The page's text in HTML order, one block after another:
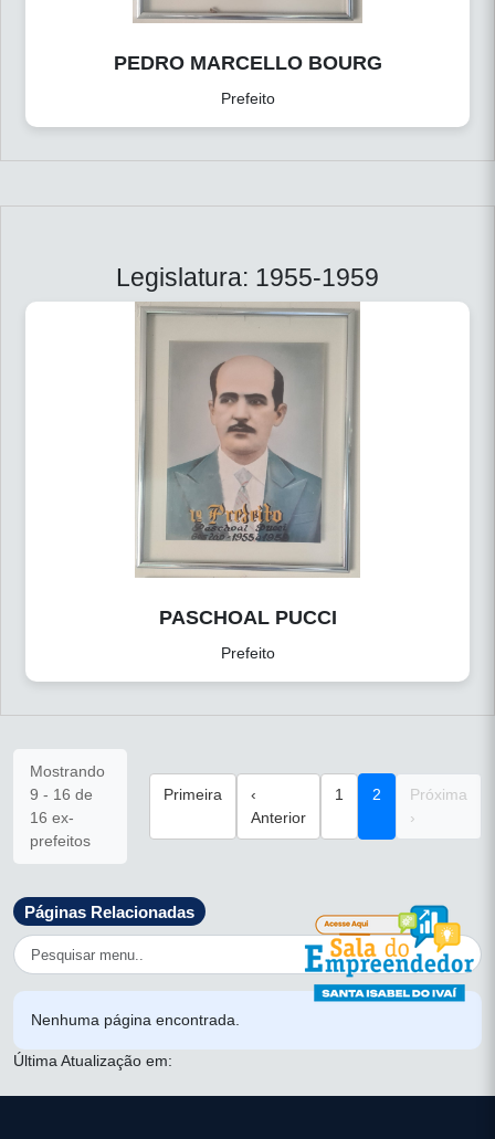
PEDRO MARCELLO BOURG
Prefeito
Legislatura: 1955-1959
PASCHOAL PUCCI
Prefeito
Mostrando
9 - 16 de
16 ex-
prefeitos
Primeira
‹
Anterior
1 2
Próxima
›
Páginas Relacionadas
Nenhuma página encontrada.
Última Atualização em: